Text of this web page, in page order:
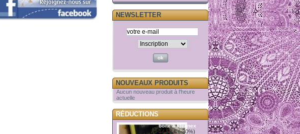
NEWSLETTER
NOUVEAUX PRODUITS
Aucun nouveau produit à l'heure
actuelle
RÉDUCTIONS
boite à kleenex
14,50 € (-30%)